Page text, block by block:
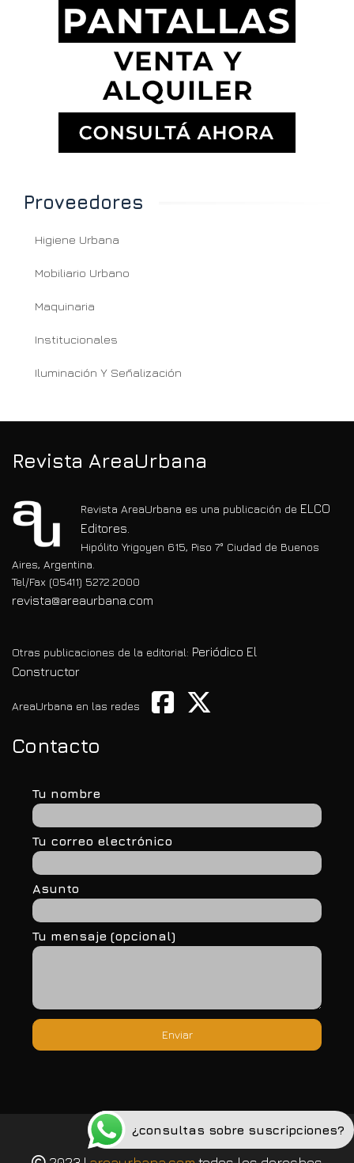
Proveedores
Higiene Urbana
Mobiliario Urbano
Maquinaria
Institucionales
Iluminación Y Señalización
Revista AreaUrbana
Revista AreaUrbana es una publicación de ELCO
Editores.
Hipólito Yrigoyen 615, Piso 7° Ciudad de Buenos
Aires, Argentina.
Tel/Fax (05411) 5272.2000
revista@areaurbana.com
Otras publicaciones de la editorial: Periódico El
Constructor
AreaUrbana en las redes
Contacto
Tu nombre
Tu correo electrónico
Asunto
Tu mensaje (opcional)
Política de privacidad
¿consultas sobre suscripciones?